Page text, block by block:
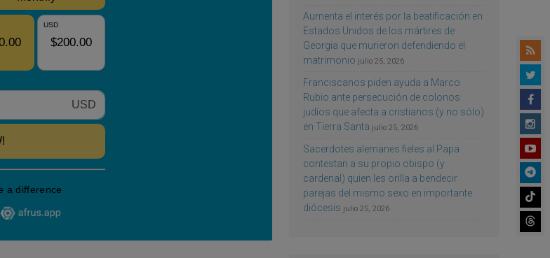
Aumenta el interés por la beatificación en
Estados Unidos de los mártires de
Georgia que murieron defendiendo el
matrimonio julio 25, 2026
Franciscanos piden ayuda a Marco
Rubio ante persecución de colonos
judíos que afecta a cristianos (y no sólo)
en Tierra Santa julio 25, 2026
Sacerdotes alemanes fieles al Papa
contestan a su propio obispo (y
cardenal) quien les orilla a bendecir
parejas del mismo sexo en importante
diócesis julio 25, 2026